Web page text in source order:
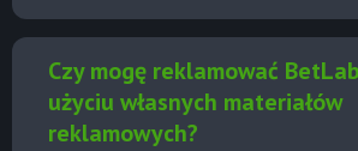
Czy mogę reklamować
użyciu własnych materiałów
reklamowych?